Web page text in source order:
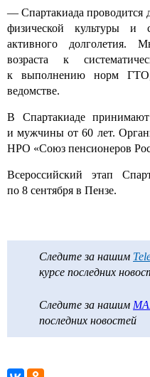
— Спартакиада проводится
физической культуры и
активного долголетия.
возраста к
к выполнению норм
ведомстве.
В Спартакиаде
и мужчины от 60 лет.
НРО «Союз пенсионеров
Всероссийский этап
по 8 сентября в Пензе.
Следите за нашим
курсе последних
Следите за нашим
последних новостей